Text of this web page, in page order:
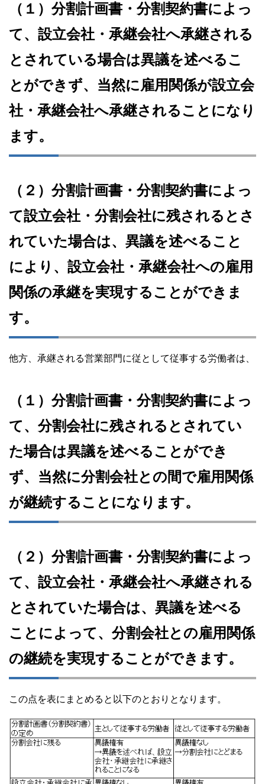
（１）分割計画書・分割契約書によっ
て、設立会社・承継会社へ承継される
とされている場合は異議を述べるこ
とができず、当然に雇用関係が設立会
社・承継会社へ承継されることになり
ます。
（２）分割計画書・分割契約書によっ
て設立会社・分割会社に残されるとさ
れていた場合は、異議を述べること
により、設立会社・承継会社への雇用
関係の承継を実現することができま
す。
他方、承継される営業部門に従として従事する労働者は、
（１）分割計画書・分割契約書によっ
て、分割会社に残されるとされてい
た場合は異議を述べることができ
ず、当然に分割会社との間で雇用関係
が継続することになります。
（２）分割計画書・分割契約書によっ
て、設立会社・承継会社へ承継される
とされていた場合は、異議を述べる
ことによって、分割会社との雇用関係
の継続を実現することができます。
この点を表にまとめると以下のとおりとなります。